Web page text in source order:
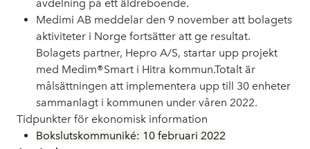
avdelning på ett äldreboende.
Medimi AB meddelar den 9 november att bolagets
aktiviteter i Norge fortsätter att ge resultat.
Bolagets partner, Hepro A/S, startar upp projekt
med Medim®Smart i Hitra kommun.Totalt är
målsättningen att implementera upp till 30 enheter
sammanlagt i kommunen under våren 2022.
Tidpunkter för ekonomisk information
Bokslutskommuniké: 10 februari 2022